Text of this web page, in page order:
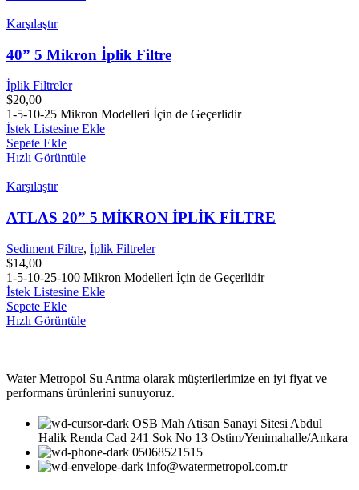
Karşılaştır
40” 5 Mikron İplik Filtre
İplik Filtreler
$20,00
1-5-10-25 Mikron Modelleri İçin de Geçerlidir
İstek Listesine Ekle
Sepete Ekle
Hızlı Görüntüle
Karşılaştır
ATLAS 20” 5 MİKRON İPLİK FİLTRE
Sediment Filtre, İplik Filtreler
$14,00
1-5-10-25-100 Mikron Modelleri İçin de Geçerlidir
İstek Listesine Ekle
Sepete Ekle
Hızlı Görüntüle
Water Metropol Su Arıtma olarak müşterilerimize en iyi fiyat ve
performans ürünlerini sunuyoruz.
OSB Mah Atisan Sanayi Sitesi Abdul
Halik Renda Cad 241 Sok No 13 Ostim/Yenimahalle/Ankara
05068521515
info@watermetropol.com.tr